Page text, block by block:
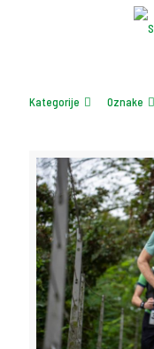
Kategorije Oznake